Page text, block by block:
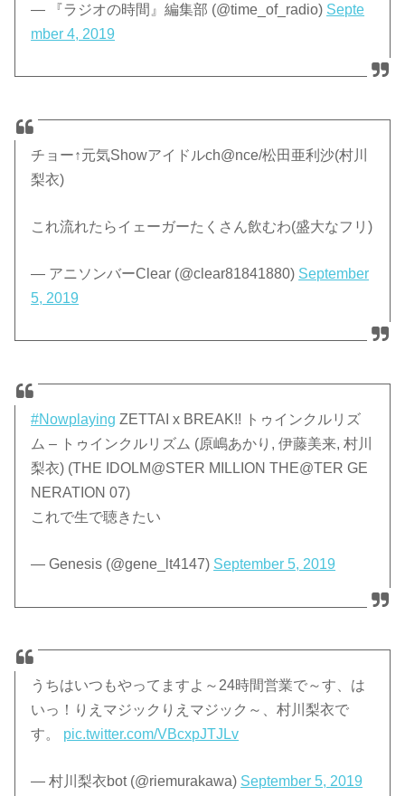
— 『ラジオの時間』編集部 (@time_of_radio) Septe
mber 4, 2019
チョー↑元気Showアイドルch@nce/松田亜利沙(村川
梨衣)
これ流れたらイェーガーたくさん飲むわ(盛大なフリ)
— アニソンバーClear (@clear81841880) September
5, 2019
#Nowplaying ZETTAI x BREAK!! トゥインクルリズ
ム – トゥインクルリズム (原嶋あかり, 伊藤美来, 村川
梨衣) (THE IDOLM@STER MILLION THE@TER GE
NERATION 07)
これで生で聴きたい
— Genesis (@gene_lt4147) September 5, 2019
うちはいつもやってますよ～24時間営業で～す、は
いっ！りえマジックりえマジック～、村川梨衣で
す。 pic.twitter.com/VBcxpJTJLv
— 村川梨衣bot (@riemurakawa) September 5, 2019